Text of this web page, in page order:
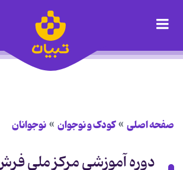
صفحه اصلی کودک و نوجوان نوجوانان
دوره آموزشی مرکز ملی